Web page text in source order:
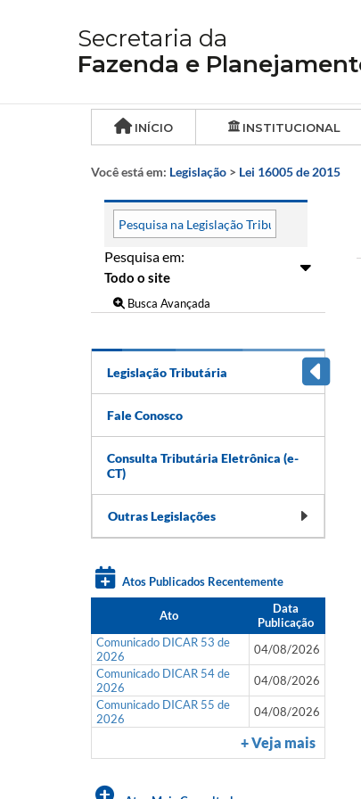
Secretaria da
Fazenda e
INÍCIO INSTITUCIONAL
Você está em: Legislação > Lei 16005 de 2015
Pesquisa em:
Busca Avançada
Legislação Tributária
Fale Conosco
Consulta Tributária Eletrônica (e-
CT)
Outras Legislações
Atos Publicados Recentemente
Ato
Data
Publicação
Comunicado DICAR 53 de
2026
04/08/2026
Comunicado DICAR 54 de
2026
04/08/2026
Comunicado DICAR 55 de
2026
04/08/2026
+ Veja mais